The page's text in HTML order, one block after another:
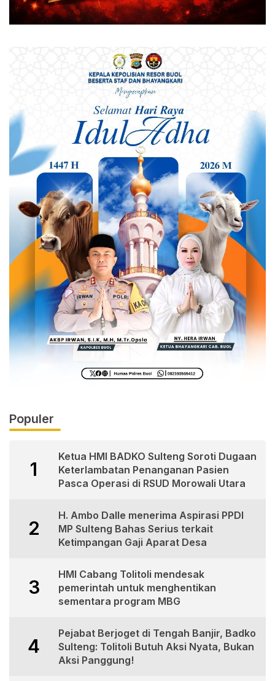
Populer
1
Ketua HMI BADKO Sulteng Soroti Dugaan
Keterlambatan Penanganan Pasien
Pasca Operasi di RSUD Morowali Utara
2
H. Ambo Dalle menerima Aspirasi PPDI
MP Sulteng Bahas Serius terkait
Ketimpangan Gaji Aparat Desa
3
HMI Cabang Tolitoli mendesak
pemerintah untuk menghentikan
sementara program MBG
4
Pejabat Berjoget di Tengah Banjir, Badko
Sulteng: Tolitoli Butuh Aksi Nyata, Bukan
Aksi Panggung!